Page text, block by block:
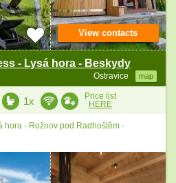
- Lysá hora - Beskydy
Ostravice map
View contacts
1x
Price list
HERE
hora - Rožnov pod Radhoštěm -